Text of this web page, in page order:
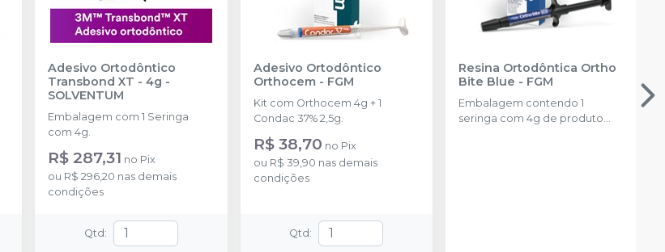
Adesivo Ortodôntico
Transbond XT - 4g -
SOLVENTUM
Embalagem com 1 Seringa
com 4g.
R$ 287,31 no Pix
ou R$ 296,20 nas demais
condições
Qtd :
Adesivo Ortodôntico
Orthocem- FGM
Kit com Orthocem 4g + 1
Condac 37% 2,5g.
R$ 38,70 no Pix
ou R$ 39,90 nas demais
condições
Qtd :
Resina Ortodôntica Ortho
Bite Blue - FGM
Embalagem contendo 1
seringa com 4g de produto